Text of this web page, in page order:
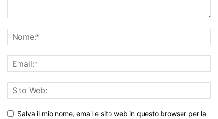
Salva il mio nome, email e sito web in questo browser per la